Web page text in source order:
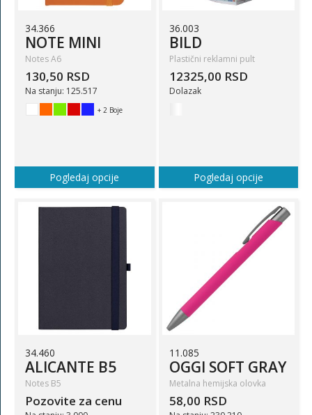
34.366
NOTE MINI
Notes A6
130,50 RSD
Na stanju: 125.517
+ 2 Boje
Pogledaj opcije
36.003
BILD
Plastični reklamni pult
12325,00 RSD
Dolazak
Pogledaj opcije
34.460
ALICANTE B5
Notes B5
Pozovite za cenu
11.085
OGGI SOFT GRAY
Metalna hemijska olovka
58,00 RSD